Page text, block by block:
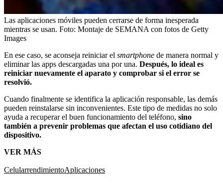
Las aplicaciones móviles pueden cerrarse de forma inesperada
mientras se usan. Foto: Montaje de SEMANA con fotos de Getty
Images
En ese caso, se aconseja reiniciar el smartphone de manera normal y
eliminar las apps descargadas una por una. Después, lo ideal es
reiniciar nuevamente el aparato y comprobar si el error se
resolvió.
Cuando finalmente se identifica la aplicación responsable, las demás
pueden reinstalarse sin inconvenientes. Este tipo de medidas no solo
ayuda a recuperar el buen funcionamiento del teléfono, sino
también a prevenir problemas que afectan el uso cotidiano del
dispositivo.
VER MÁS
CelularrendimientoAplicaciones